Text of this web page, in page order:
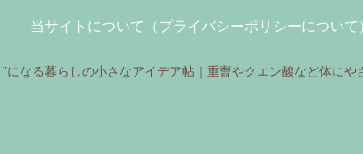
になる暮らしの小さなアイデア帖｜重曹やクエン酸など体に
当サイトについて（プライバシーポリシーについて